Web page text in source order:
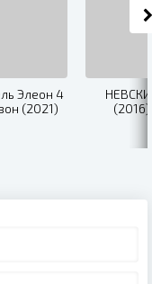
Элеон 4
(2021)
(2016)